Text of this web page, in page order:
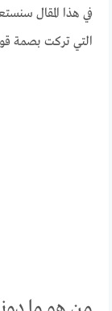
في هذا المقال
التي تركت بصمة